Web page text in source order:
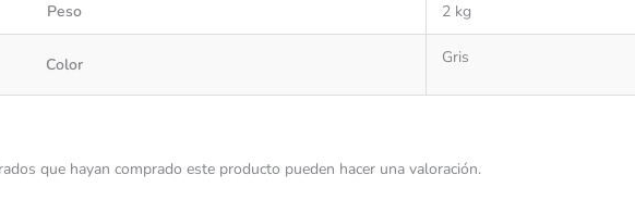
Peso 2 kg
Color Gris
que hayan comprado este producto pueden hacer una valoración.